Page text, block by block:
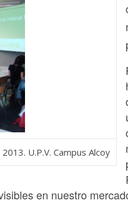
U.P.V. Campus Alcoy
en nuestro